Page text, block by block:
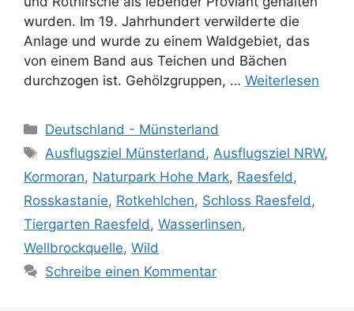
wurden. Im 19. Jahrhundert verwilderte die
Anlage und wurde zu einem Waldgebiet, das
von einem Band aus Teichen und Bächen
durchzogen ist. Gehölzgruppen, … Weiterlesen
Kategorien
Deutschland - Münsterland
Schlagwörter
Ausflugsziel Münsterland,Ausflugsziel NRW,
Kormoran, Naturpark Hohe Mark, Raesfeld,
Rosskastanie, Rotkehlchen, Schloss Raesfeld,
Tiergarten Raesfeld, Wasserlinsen,
Wellbrockquelle, Wild
Schreibe einen Kommentar